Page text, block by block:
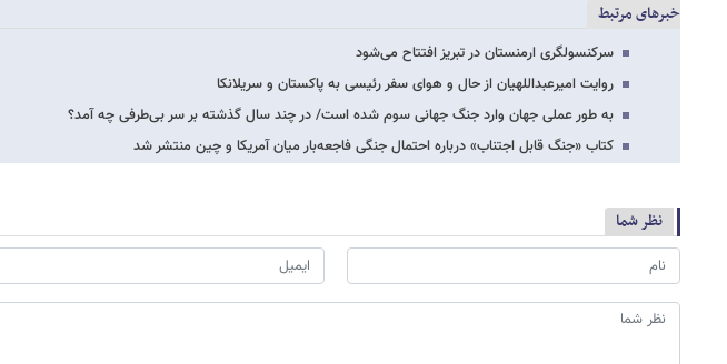
خبرهای مرتبط
سرکنسولگری ارمنستان در تبریز افتتاح می‌شود
روایت امیرعبداللهیان از حال و هوای سفر رئیسی به پاکستان و سریلانکا
به طور عملی جهان وارد جنگ جهانی سوم شده است/ در چند سال گذشته بر سر بی‌طرفی چه آمد؟
کتاب «جنگ قابل اجتناب» درباره احتمال جنگی فاجعه‌بار میان آمریکا و چین منتشر شد
نظر شما